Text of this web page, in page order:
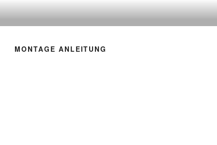
springen
MONTAGE ANLEITUNG